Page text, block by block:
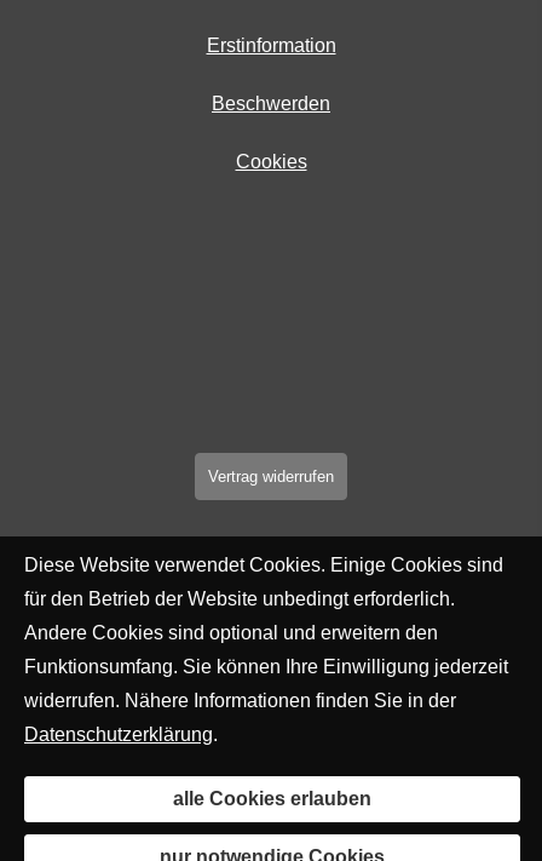
Erstinformation
Beschwerden
Cookies
Vertrag widerrufen
Diese Website verwendet Cookies. Einige Cookies sind
für den Betrieb der Website unbedingt erforderlich.
Andere Cookies sind optional und erweitern den
Funktionsumfang. Sie können Ihre Einwilligung jederzeit
widerrufen. Nähere Informationen finden Sie in der
Datenschutzerklärung.
alle Cookies erlauben
nur notwendige Cookies